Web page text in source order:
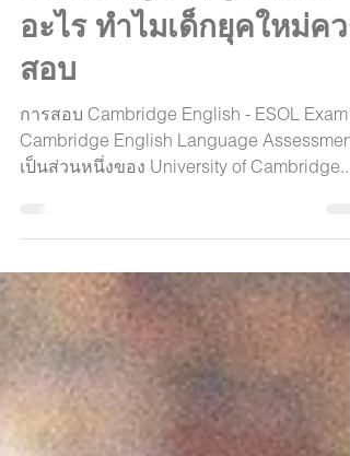
Cambridge English คือ
อะไร ทำไมเด็กยุคใหม่ควร
สอบ
การสอบ Cambridge English - ESOL Exam
Cambridge English Language Assessment